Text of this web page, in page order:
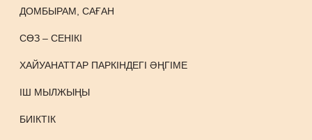
ДОМБЫРАМ, САҒАН
СӨЗ – СЕНІКІ
ХАЙУАНАТТАР ПАРКІНДЕГІ ӘҢГІМЕ
ІШ МЫЛЖЫҢЫ
БИІКТІК